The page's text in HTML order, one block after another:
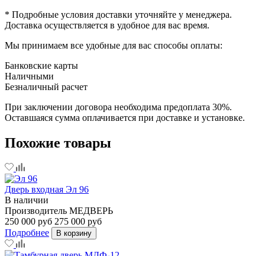
* Подробные условия доставки уточняйте у менеджера.
Доставка осуществляется в удобное для вас время.
Мы принимаем все удобные для вас способы оплаты:
Банковские карты
Наличными
Безналичный расчет
При заключении договора необходима предоплата 30%.
Оставшаяся сумма оплачивается при доставке и установке.
Похожие товары
Дверь входная Эл 96
В наличии
Производитель МЕДВЕРЬ
250 000 руб 275 000 руб
Подробнее
В корзину